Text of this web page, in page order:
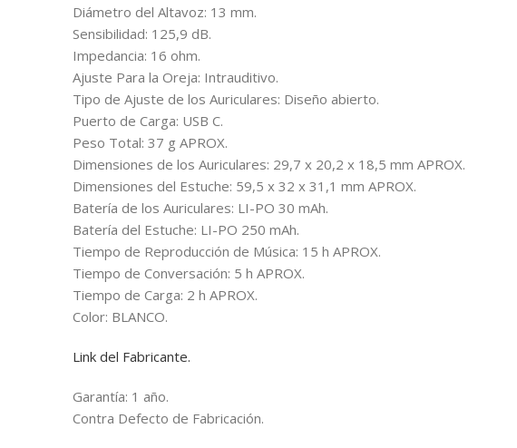
Diámetro del Altavoz: 13 mm.
Sensibilidad: 125,9 dB.
Impedancia: 16 ohm.
Ajuste Para la Oreja: Intrauditivo.
Tipo de Ajuste de los Auriculares: Diseño abierto.
Puerto de Carga: USB C.
Peso Total: 37 g APROX.
Dimensiones de los Auriculares: 29,7 x 20,2 x 18,5 mm APROX.
Dimensiones del Estuche: 59,5 x 32 x 31,1 mm APROX.
Batería de los Auriculares: LI-PO 30 mAh.
Batería del Estuche: LI-PO 250 mAh.
Tiempo de Reproducción de Música: 15 h APROX.
Tiempo de Conversación: 5 h APROX.
Tiempo de Carga: 2 h APROX.
Color: BLANCO.
Link del Fabricante.
Garantía: 1 año.
Contra Defecto de Fabricación.